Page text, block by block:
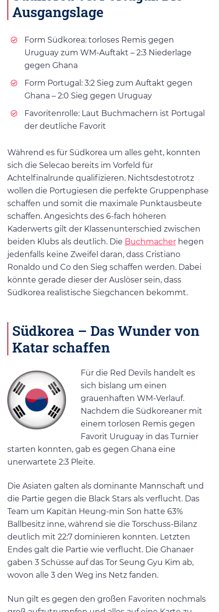
Ausgangslage
Form Südkorea: torloses Remis gegen
Uruguay zum WM-Auftakt – 2:3 Niederlage
gegen Ghana
Form Portugal: 3:2 Sieg zum Auftakt gegen
Ghana – 2:0 Sieg gegen Uruguay
Favoritenrolle: Laut Buchmachern ist Portugal
der deutliche Favorit
Während es für Südkorea um alles geht, konnten
sich die Selecao bereits im Vorfeld für
Achtelfinalrunde qualifizieren. Nichtsdestotrotz
wollen die Portugiesen die perfekte Gruppenphase
schaffen und somit die maximale Punktausbeute
schaffen. Angesichts des 6-fach höheren
Kaderwerts gilt der Klassenunterschied zwischen
beiden Klubs als deutlich. Die Buchmacher hegen
jedenfalls keine Zweifel daran, dass Cristiano
Ronaldo und Co den Sieg schaffen werden. Dabei
könnte gerade dieser der Auslöser sein, dass
Südkorea realistische Siegchancen bekommt.
Südkorea – Das Wunder von
Katar schaffen
Für die Red Devils handelt es
sich bislang um einen
grauenhaften WM-Verlauf.
Nachdem die Südkoreaner mit
einem torlosen Remis gegen
Favorit Uruguay in das Turnier
starten konnten, gab es gegen Ghana eine
unerwartete 2:3 Pleite.
Die Asiaten galten als dominante Mannschaft und
die Partie gegen die Black Stars als verflucht. Das
Team um Kapitän Heung-min Son hatte 63%
Ballbesitz inne, während sie die Torschuss-Bilanz
deutlich mit 22:7 dominieren konnten. Letzten
Endes galt die Partie wie verflucht. Die Ghanaer
gaben 3 Schüsse auf das Tor Seung Gyu Kim ab,
wovon alle 3 den Weg ins Netz fanden.
Nun gilt es gegen den großen Favoriten nochmals